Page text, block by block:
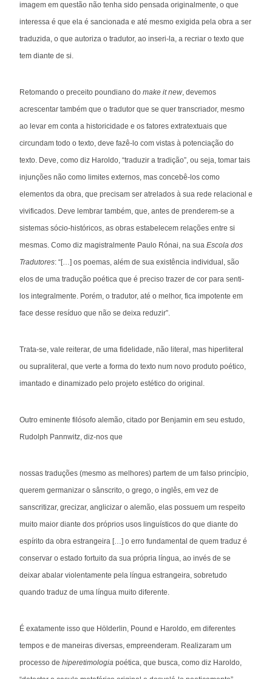
imagem em questão não tenha sido pensada originalmente, o que
interessa é que ela é sancionada e até mesmo exigida pela obra a ser
traduzida, o que autoriza o tradutor, ao inseri-la, a recriar o texto que
tem diante de si.
Retomando o preceito poundiano do make it new, devemos
acrescentar também que o tradutor que se quer transcriador, mesmo
ao levar em conta a historicidade e os fatores extratextuais que
circundam todo o texto, deve fazê-lo com vistas à potenciação do
texto. Deve, como diz Haroldo, “traduzir a tradição”, ou seja, tomar tais
injunções não como limites externos, mas concebê-los como
elementos da obra, que precisam ser atrelados à sua rede relacional e
vivificados. Deve lembrar também, que, antes de prenderem-se a
sistemas sócio-históricos, as obras estabelecem relações entre si
mesmas. Como diz magistralmente Paulo Rónai, na sua Escola dos
Tradutores: “[…] os poemas, além de sua existência individual, são
elos de uma tradução poética que é preciso trazer de cor para senti-
los integralmente. Porém, o tradutor, até o melhor, fica impotente em
face desse resíduo que não se deixa reduzir”.
Trata-se, vale reiterar, de uma fidelidade, não literal, mas hiperliteral
ou supraliteral, que verte a forma do texto num novo produto poético,
imantado e dinamizado pelo projeto estético do original.
Outro eminente filósofo alemão, citado por Benjamin em seu estudo,
Rudolph Pannwitz, diz-nos que
nossas traduções (mesmo as melhores) partem de um falso princípio,
querem germanizar o sânscrito, o grego, o inglês, em vez de
sanscritizar, grecizar, anglicizar o alemão, elas possuem um respeito
muito maior diante dos próprios usos linguísticos do que diante do
espírito da obra estrangeira […] o erro fundamental de quem traduz é
conservar o estado fortuito da sua própria língua, ao invés de se
deixar abalar violentamente pela língua estrangeira, sobretudo
quando traduz de uma língua muito diferente.
É exatamente isso que Hölderlin, Pound e Haroldo, em diferentes
tempos e de maneiras diversas, empreenderam. Realizaram um
processo de hiperetimologia poética, que busca, como diz Haroldo,